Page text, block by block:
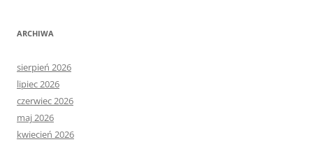
ARCHIWA
sierpień 2026
lipiec 2026
czerwiec 2026
maj 2026
kwiecień 2026